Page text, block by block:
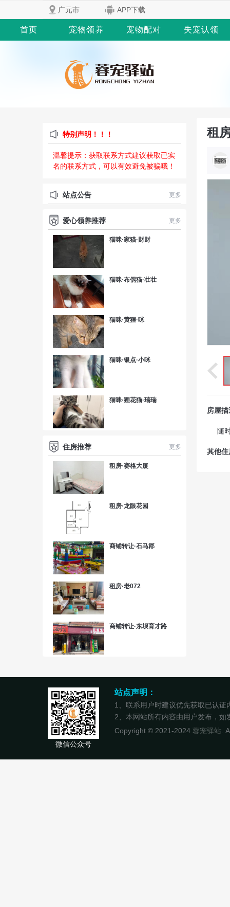
广元市 APP下载
首页 宠物领养 宠物配对 失宠认领
特别声明！！！
温馨提示：获取联系方式建议获取已实
名的联系方式，可以有效避免被骗哦！
站点公告 更多
爱心领养推荐 更多
猫咪·家猫·财财
猫咪·布偶猫·壮壮
猫咪·黄狸·咪
猫咪·银点·小咪
猫咪·狸花猫·瑞瑞
住房推荐 更多
租房·赛格大厦
租房·龙眼花园
商铺转让·石马郡
租房·老072
商铺转让·东坝育才路
租
房屋
随
其他住
微信公众号
站点声明：
1、联系用户时建议优先获取已认
2、本网站所有内容由用户发布，
Copyright © 2021-2024 蓉宠驿站.